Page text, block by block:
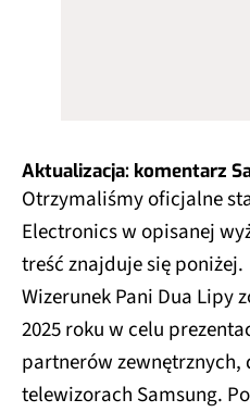
Aktualizacja: komentarz
Otrzymaliśmy oficjalne
Electronics w opisanej
treść znajduje się poniżej.
Wizerunek Pani Dua Lipy
2025 roku w celu
partnerów zewnętrznych,
telewizorach Samsung.